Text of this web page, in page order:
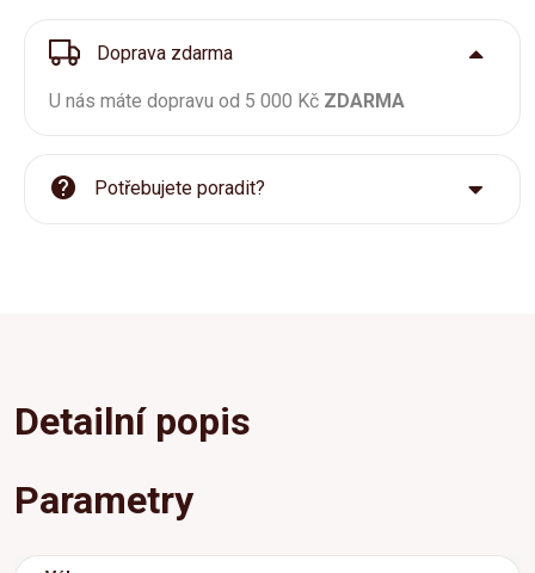
Doprava zdarma
U nás máte dopravu od 5 000 Kč ZDARMA
Potřebujete poradit?
Detailní popis
Parametry